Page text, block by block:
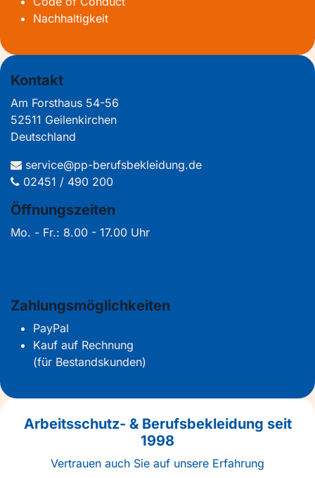
Nachhaltigkeit
Kontakt
Am Forsthaus 54-56
52511 Geilenkirchen
Deutschland
service@pp-berufsbekleidung.de
02451 / 490 200
Öffnungszeiten
Mo. - Fr.: 8.00 - 17.00 Uhr
Zahlungsmöglichkeiten
PayPal
Kauf auf Rechnung
(für Bestandskunden)
Arbeitsschutz- & Berufsbekleidung seit
1998
Vertrauen auch Sie auf unsere Erfahrung